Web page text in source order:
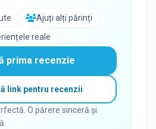
Ajuți alți părinți
reale
prima recenzie
link pentru recenzii
O părere sinceră și